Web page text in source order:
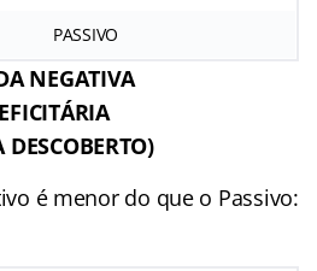
PASSIVO
NEGATIVA
é menor do que o Passivo: